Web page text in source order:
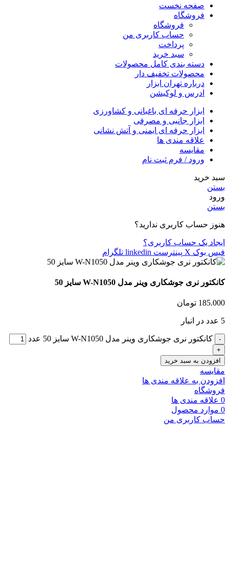
صفحه نخست
فروشگاه
فروشگاه
حساب کاربری من
پرداخت
سبد خرید
دسته بندی کامل محصولات
محصولات تخفیف دار
درباره تهران ابزار
ادرس و لوکیشن
ابزار حرفه ای باغبانی و کشاورزی
ابزار جانبی و مصرفی
ابزار حرفه ای ایمنی و آتش نشانی
علاقه مندی ها
مقایسه
ورود / فرم ثبت نام
سبد خرید
بستن
ورود
بستن
هنوز حساب کاربری ندارید؟
ایجاد یک حساب کاربری؟
فیس بوک X پینترست linkedin تلگرام
کانکتور نری جوشکاری وینر مدل W-N1050 سایز 50
185.000 تومان
5 عدد در انبار
کانکتور نری جوشکاری وینر مدل W-N1050 سایز 50 عدد
افزودن به سبد خرید
مقایسه
افزودن به علاقه مندی ها
فروشگاه
0 علاقه مندی ها
0 موارد محصول
حساب کاربری من